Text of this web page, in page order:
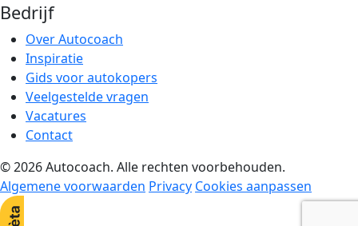
Bedrijf
Over Autocoach
Inspiratie
Gids voor autokopers
Veelgestelde vragen
Vacatures
Contact
© 2026 Autocoach. Alle rechten voorbehouden.
Algemene voorwaarden Privacy Cookies aanpassen